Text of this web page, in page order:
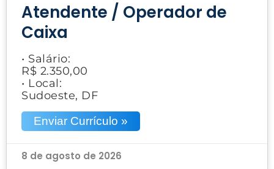
Atendente / Operador de
Caixa
• Salário:
R$ 2.350,00
• Local:
Sudoeste, DF
Enviar Currículo »
8 de agosto de 2026